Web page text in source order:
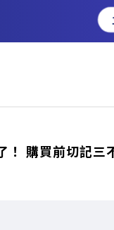
！ 購買前切記三